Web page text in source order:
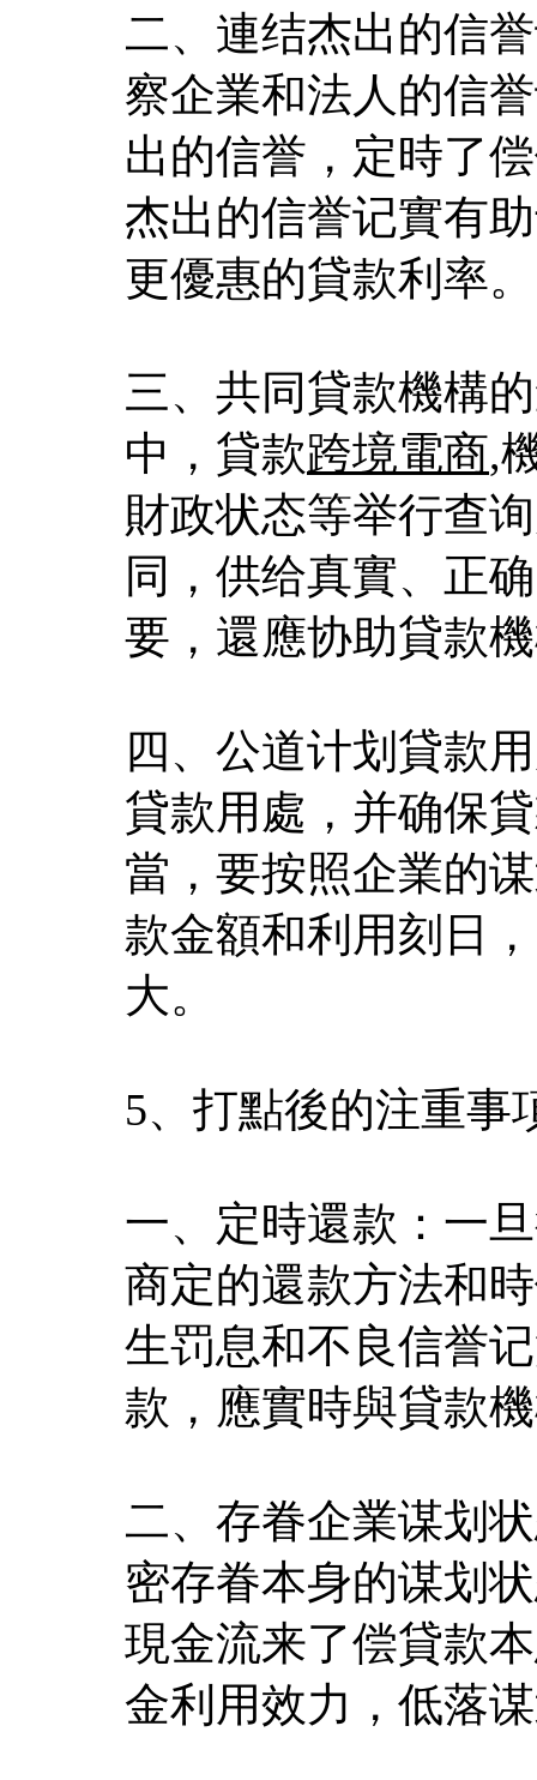
二、連结杰出的信
察企業和法人的信
出的信誉，定時了
杰出的信誉记實有
更優惠的貸款利率。
三、共同貸款機構
中，貸款跨境電商,
財政状态等举行查
同，供给真實、正
要，還應协助貸款
四、公道计划貸款
貸款用處，并确保
當，要按照企業的
款金額和利用刻日
大。
5、打點後的注重事
一、定時還款：一
商定的還款方法和
生罚息和不良信誉
款，應實時與貸款
二、存眷企業谋划
密存眷本身的谋划
現金流来了偿貸款
金利用效力，低落